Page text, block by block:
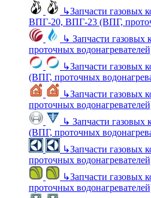
↳Запчасти газовых
ВПГ-20, ВПГ-23 (ВПГ,
↳ Запчасти газовых
проточных
↳Запчасти газовых
(ВПГ, проточных
↳Запчасти газовых
проточных
↳ Запчасти газовых
(ВПГ, проточных
↳Запчасти газовых
проточных
↳Запчасти газовых
проточных